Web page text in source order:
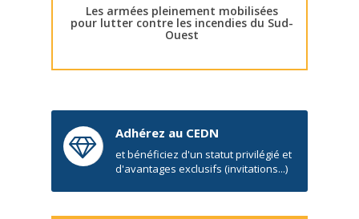
Les armées pleinement mobilisées
pour lutter contre les incendies du Sud-
Ouest
Adhérez au CEDN
et bénéficiez d'un statut privilégié et
d'avantages exclusifs (invitations...)